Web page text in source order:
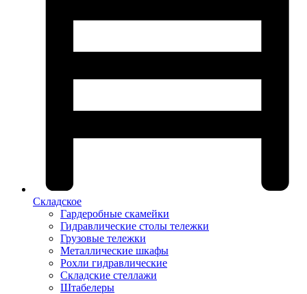
Складское
Гардеробные скамейки
Гидравлические столы тележки
Грузовые тележки
Металлические шкафы
Рохли гидравлические
Складские стеллажи
Штабелеры